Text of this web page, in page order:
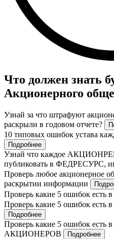
Что должен знать
Акционерного
Узнай за что штрафуют
раскрыли в годовом отчете?
10 типовых ошибок устава
Подробнее
Узнай что каждое
публиковать в ФЕДРЕСУРС,
Проверь любое акционерное
раскрытии информации
Проверь какие 5 ошибок есть
Проверь какие 5 ошибок есть
Подробнее
Проверь какие 5 ошибок есть
АКЦИОНЕРОВ
Подробнее